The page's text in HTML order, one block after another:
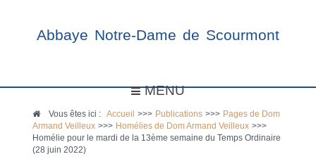
Abbaye Notre-Dame de Scourmont
MENU
Vous êtes ici :Accueil >>> Publications >>> Pages de Dom
Armand Veilleux >>> Homélies de Dom Armand Veilleux >>>
Homélie pour le mardi de la 13ème semaine du Temps Ordinaire
(28 juin 2022)